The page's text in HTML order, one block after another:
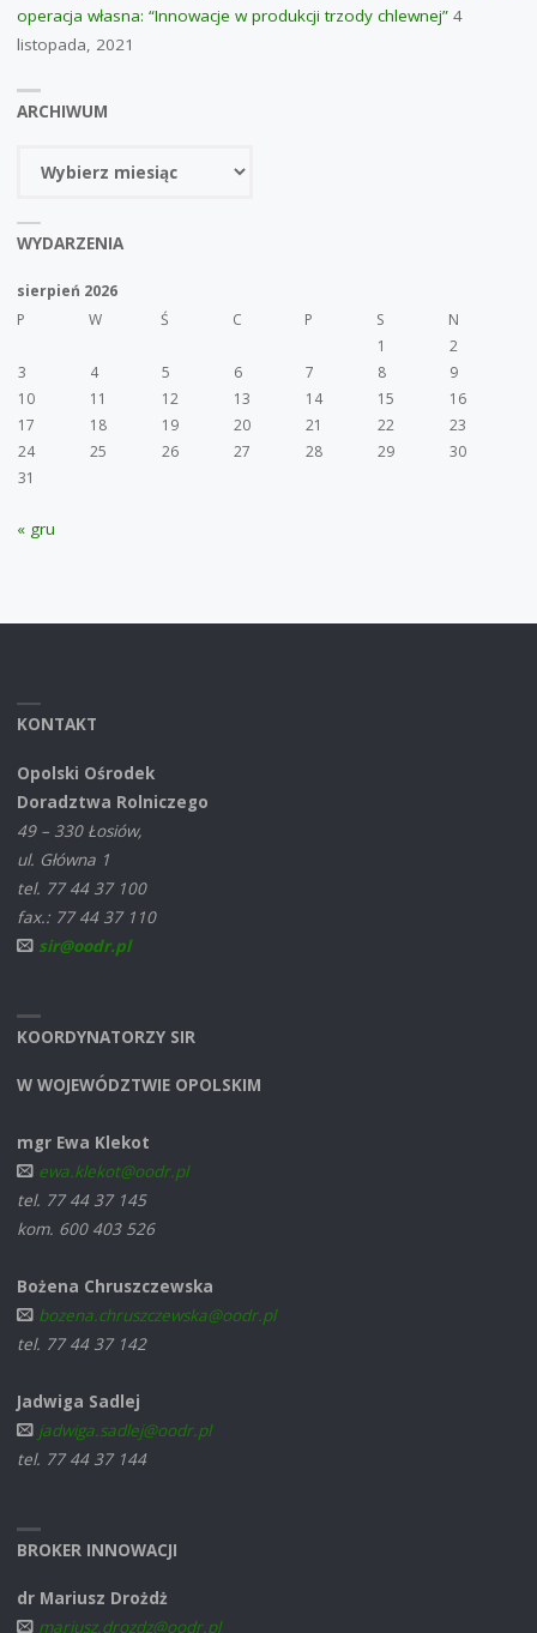
operacja własna: “Innowacje w produkcji trzody chlewnej” 4
listopada, 2021
ARCHIWUM
WYDARZENIA
sierpień 2026
P
W Ś C P S
N
1
2
3
4 5 6 7 8
9
10
11 12 13 14 15
16
17
18 19 20 21 22
23
24
25 26 27 28 29
30
31
« gru
KONTAKT
Opolski Ośrodek
Doradztwa Rolniczego
49 – 330 Łosiów,
ul. Główna 1
tel. 77 44 37 100
fax.: 77 44 37 110
sir@oodr.pl
KOORDYNATORZY SIR
W WOJEWÓDZTWIE OPOLSKIM
mgr Ewa Klekot
ewa.klekot@oodr.pl
tel. 77 44 37 145
kom. 600 403 526
Bożena Chruszczewska
bozena.chruszczewska@oodr.pl
tel. 77 44 37 142
Jadwiga Sadlej
jadwiga.sadlej@oodr.pl
tel. 77 44 37 144
BROKER INNOWACJI
dr Mariusz Drożdż
mariusz.drozdz@oodr.pl